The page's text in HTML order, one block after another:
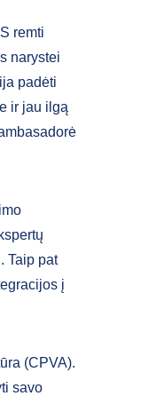
remti
narystei
padėti
ir jau ilgą
Taip pat
į
(CPVA).
savo